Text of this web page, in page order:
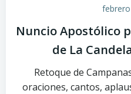
Nuncio Apostólico
de La
Retoque de
oraciones, cantos,